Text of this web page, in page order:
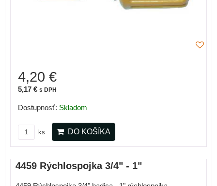
4,20 €
5,17 € s DPH
Dostupnosť: Skladom
ks DO KOŠÍKA
4459 Rýchlospojka 3/4" - 1"